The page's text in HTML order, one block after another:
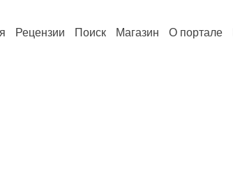
Рецензии Поиск Магазин О портале